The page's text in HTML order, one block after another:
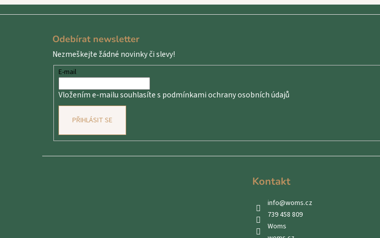
Odebírat newsletter
Nezmeškejte žádné novinky či slevy!
E-mail
Vložením e-mailu souhlasíte s podmínkami ochrany osobních údajů
PŘIHLÁSIT SE
Kontakt
info@woms.cz
739 458 809
Woms